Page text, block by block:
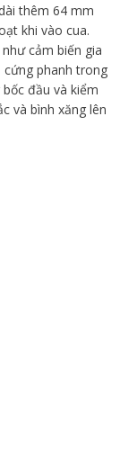
thêm 64 mm
khi vào cua.
cảm biến gia
phanh trong
đầu và kiểm
và bình xăng lên